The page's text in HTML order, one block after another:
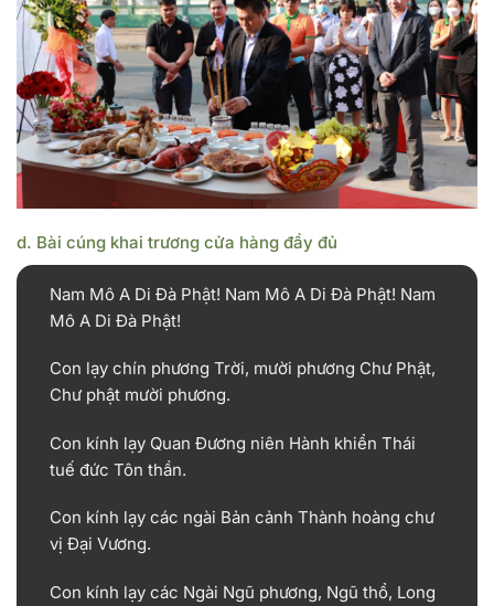
d. Bài cúng khai trương cửa hàng đầy đủ
Nam Mô A Di Đà Phật! Nam Mô A Di Đà Phật! Nam
Mô A Di Đà Phật!
Con lạy chín phương Trời, mười phương Chư Phật,
Chư phật mười phương.
Con kính lạy Quan Đương niên Hành khiển Thái
tuế đức Tôn thần.
Con kính lạy các ngài Bản cảnh Thành hoàng chư
vị Đại Vương.
Con kính lạy các Ngài Ngũ phương, Ngũ thổ, Long